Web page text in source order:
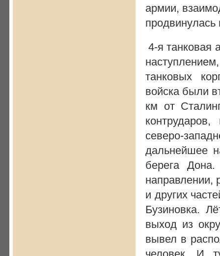
армии,
продвинулась
4-я танковая
танковых
войска были
км от
северо-
дальнейшее
берега
направлении,
и других
Бузиновка.
выход из
вывел в